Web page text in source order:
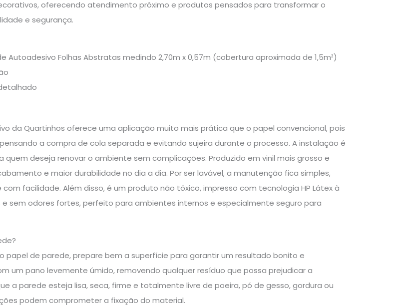
oferecendo atendimento próximo e produtos pensados para transformar o
e segurança.
Autoadesivo Folhas Abstratas medindo 2,70m x 0,57m (cobertura aproximada de 1,5m²)
da Quartinhos oferece uma aplicação muito mais prática que o papel convencional, pois
a compra de cola separada e evitando sujeira durante o processo. A instalação é
quem deseja renovar o ambiente sem complicações. Produzido em vinil mais grosso e
e maior durabilidade no dia a dia. Por ser lavável, a manutenção fica simples,
facilidade. Além disso, é um produto não tóxico, impresso com tecnologia HP Látex à
sem odores fortes, perfeito para ambientes internos e especialmente seguro para
papel de parede, prepare bem a superfície para garantir um resultado bonito e
um pano levemente úmido, removendo qualquer resíduo que possa prejudicar a
a parede esteja lisa, seca, firme e totalmente livre de poeira, pó de gesso, gordura ou
podem comprometer a fixação do material.